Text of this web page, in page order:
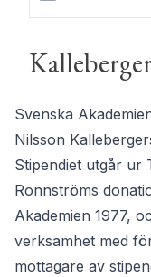
Svenska
Nilsson
Stipendiet utgår ur
Ronnströms
Akademien 1977,
verksamhet med
mottagare av